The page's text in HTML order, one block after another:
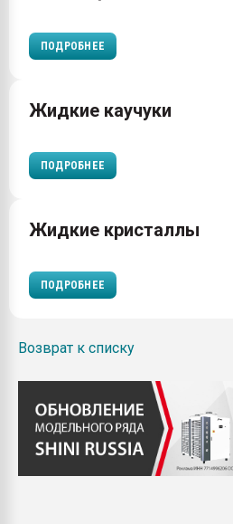
ПОДРОБНЕЕ
Жидкие каучуки
ПОДРОБНЕЕ
Жидкие кристаллы
ПОДРОБНЕЕ
Возврат к списку